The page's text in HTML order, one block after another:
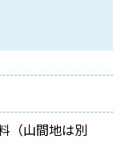
（山間地は別